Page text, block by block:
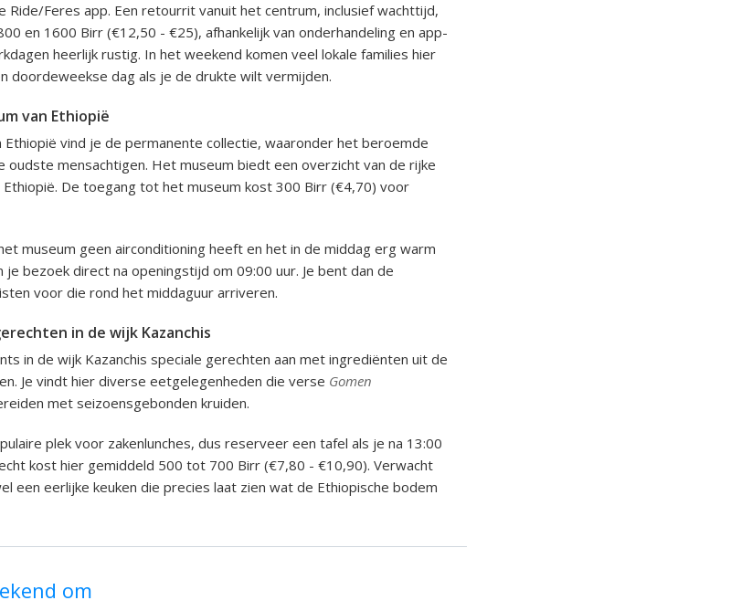
Ride/Feres app. Een retourrit vanuit het centrum, inclusief wachttijd,
en 1600 Birr (€12,50 - €25), afhankelijk van onderhandeling en app-
heerlijk rustig. In het weekend komen veel lokale families hier
doordeweekse dag als je de drukte wilt vermijden.
van Ethiopië
Ethiopië vind je de permanente collectie, waaronder het beroemde
oudste mensachtigen. Het museum biedt een overzicht van de rijke
Ethiopië. De toegang tot het museum kost 300 Birr (€4,70) voor
museum geen airconditioning heeft en het in de middag erg warm
je bezoek direct na openingstijd om 09:00 uur. Je bent dan de
voor die rond het middaguur arriveren.
in de wijk Kazanchis
in de wijk Kazanchis speciale gerechten aan met ingrediënten uit de
Je vindt hier diverse eetgelegenheden die verse Gomen
met seizoensgebonden kruiden.
plek voor zakenlunches, dus reserveer een tafel als je na 13:00
kost hier gemiddeld 500 tot 700 Birr (€7,80 - €10,90). Verwacht
een eerlijke keuken die precies laat zien wat de Ethiopische bodem
om